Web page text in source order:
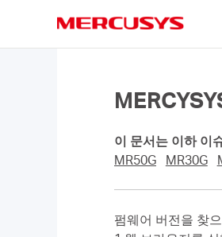
이 문서는 이하 이
MR50G
MR30G
펌웨어 버전을 찾